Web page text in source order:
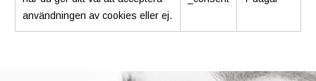
användningen av cookies eller ej.